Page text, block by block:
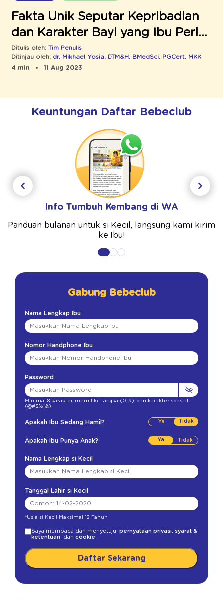
Fakta Unik Seputar Kepribadian
dan Karakter Bayi yang Ibu Perlu
Pahami
Ditulis oleh: Tim Penulis
Ditinjau oleh: dr. Mikhael Yosia, DTM&H, BMedSci, PGCert, MKK
4 min
11 Aug 2023
Keuntungan Daftar Bebeclub
Info Tumbuh Kembang di WA
Panduan bulanan untuk si Kecil, langsung kami kirim
ke Ibu!
Gabung Bebeclub
Nama Lengkap Ibu
Nomor Handphone Ibu
Password
Minimal 8 karakter, memiliki 1 angka (0-9) dan karakter spesial
(@#$%^&)
Apakah Ibu Sedang Hamil? Tidak
Apakah Ibu Punya Anak? Ya
Nama Lengkap si Kecil
Tanggal Lahir si Kecil
*Usia si Kecil Maksimal 12 Tahun
Saya membaca dan menyetujui pernyataan privasi, syarat &
ketentuan, dan cookie
Daftar Sekarang